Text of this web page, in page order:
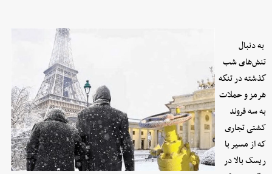
به دنبال
تنش‌های شب
گذشته در تنگه
هرمز و حملات
به سه فروند
کشتی تجاری
که از مسیر با
ریسک بالا در